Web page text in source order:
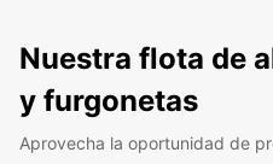
Nuestra flota de
y furgonetas
Aprovecha la oportunidad de